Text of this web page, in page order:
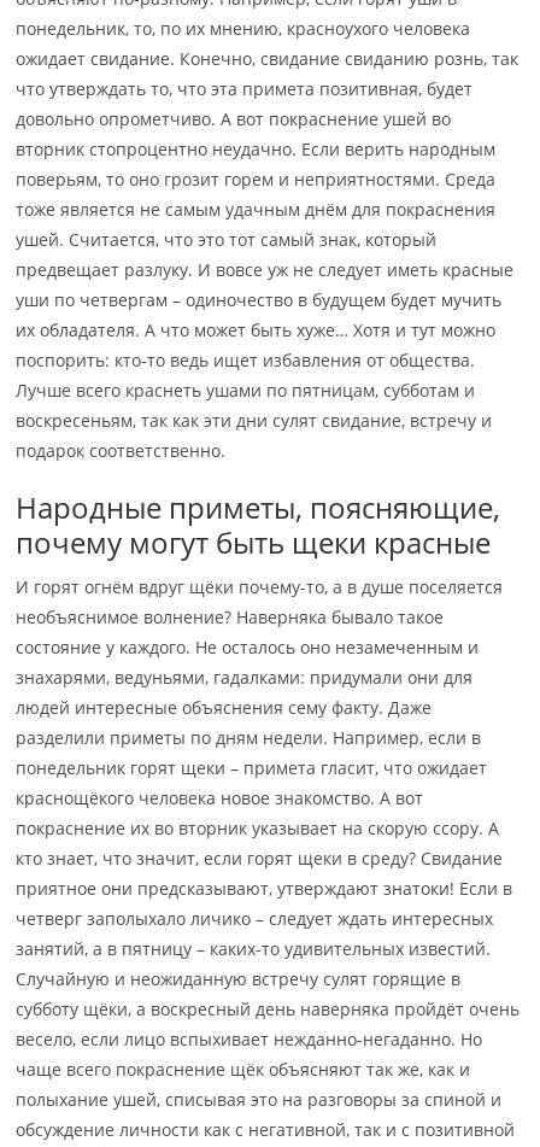
понедельник, то, по их мнению, красноухого человека
ожидает свидание. Конечно, свидание свиданию рознь, так
что утверждать то, что эта примета позитивная, будет
довольно опрометчиво. А вот покраснение ушей во
вторник стопроцентно неудачно. Если верить народным
поверьям, то оно грозит горем и неприятностями. Среда
тоже является не самым удачным днём для покраснения
ушей. Считается, что это тот самый знак, который
предвещает разлуку. И вовсе уж не следует иметь красные
уши по четвергам – одиночество в будущем будет мучить
их обладателя. А что может быть хуже… Хотя и тут можно
поспорить: кто-то ведь ищет избавления от общества.
Лучше всего краснеть ушами по пятницам, субботам и
воскресеньям, так как эти дни сулят свидание, встречу и
подарок соответственно.
Народные приметы, поясняющие,
почему могут быть щеки красные
И горят огнём вдруг щёки почему-то, а в душе поселяется
необъяснимое волнение? Наверняка бывало такое
состояние у каждого. Не осталось оно незамеченным и
знахарями, ведуньями, гадалками: придумали они для
людей интересные объяснения сему факту. Даже
разделили приметы по дням недели. Например, если в
понедельник горят щеки – примета гласит, что ожидает
краснощёкого человека новое знакомство. А вот
покраснение их во вторник указывает на скорую ссору. А
кто знает, что значит, если горят щеки в среду? Свидание
приятное они предсказывают, утверждают знатоки! Если в
четверг заполыхало личико – следует ждать интересных
занятий, а в пятницу – каких-то удивительных известий.
Случайную и неожиданную встречу сулят горящие в
субботу щёки, а воскресный день наверняка пройдёт очень
весело, если лицо вспыхивает нежданно-негаданно. Но
чаще всего покраснение щёк объясняют так же, как и
полыхание ушей, списывая это на разговоры за спиной и
обсуждение личности как с негативной, так и с позитивной